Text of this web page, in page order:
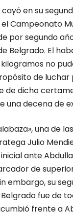
en su
Campeonato
por segundo
Belgrado. El
no
de luchar
de dicho
una decena de
una de
Julio
ante
de
embargo, su
fue de
frente a